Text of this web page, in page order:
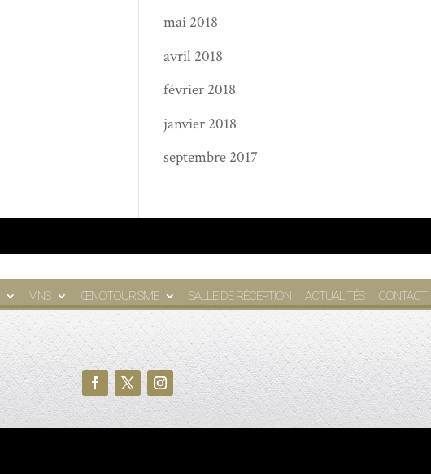
mai 2018
avril 2018
février 2018
janvier 2018
septembre 2017
VINS ŒNOTOURISME SALLE DE RÉCEPTION ACTUALITÉS CONTACT